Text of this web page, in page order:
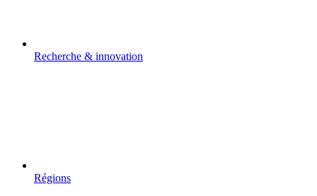
Recherche & innovation
Régions